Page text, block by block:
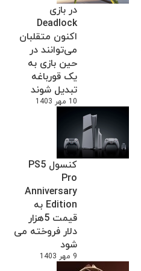
در بازی
Deadlock
اکنون متقلبان
می‌توانند در
حین بازی به
یک قورباغه
تبدیل شوند
10 مهر 1403
کنسول PS5
Pro
Anniversary
Edition به
قیمت 5هزار
دلار فروخته می
شود
9 مهر 1403